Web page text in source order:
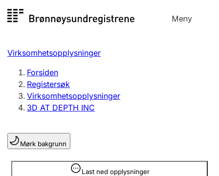
til
Meny
Registersøk
Aksjeselskap
Enkeltpersonforetak
Registrere, endre, slette
Lag og forening
Registrere, endre, slette
Virksomhetsopplysninger
Forsiden
Registersøk
Virksomhetsopplysninger
3D AT DEPTH INC
Mørk bakgrunn
Last ned opplysninger
Opplysninger er skjult